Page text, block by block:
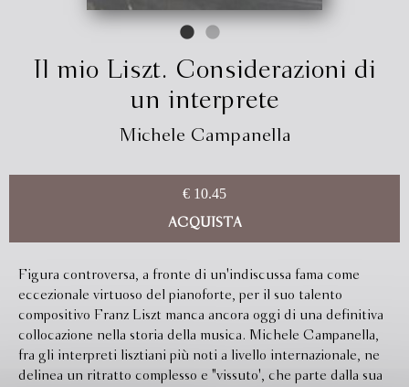
Il mio Liszt. Considerazioni di
un interprete
Michele Campanella
€ 10.45
ACQUISTA
Figura controversa, a fronte di un'indiscussa fama come
eccezionale virtuoso del pianoforte, per il suo talento
compositivo Franz Liszt manca ancora oggi di una definitiva
collocazione nella storia della musica. Michele Campanella,
fra gli interpreti lisztiani più noti a livello internazionale, ne
delinea un ritratto complesso e "vissuto', che parte dalla sua